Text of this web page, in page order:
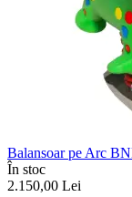
Balansoar pe Arc
În stoc
2.150,00 Lei